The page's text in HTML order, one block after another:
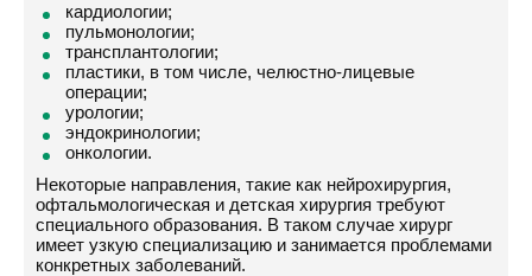
кардиологии;
пульмонологии;
трансплантологии;
пластики, в том числе, челюстно-лицевые
операции;
урологии;
эндокринологии;
онкологии.
Некоторые направления, такие как нейрохирургия,
офтальмологическая и детская хирургия требуют
специального образования. В таком случае хирург
имеет узкую специализацию и занимается проблемами
конкретных заболеваний.